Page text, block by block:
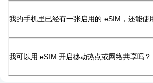
我的手机里已经有一张启用的 eSIM，还能使
我可以用 eSIM 开启移动热点或网络共享吗？